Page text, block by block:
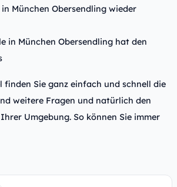
München Obersendling wieder
in München Obersendling hat den
finden Sie ganz einfach und schnell die
weitere Fragen und natürlich den
Umgebung. So können Sie immer